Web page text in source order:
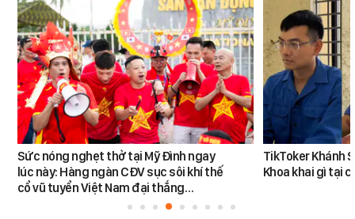
Sức nóng nghẹt thở tại Mỹ Đình ngay
lúc này: Hàng ngàn CĐV sục sôi khí thế
cổ vũ tuyển Việt Nam đại thắng…
TikToker Khánh
Khoa khai gì tại